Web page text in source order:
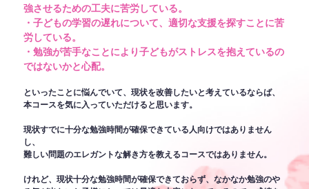
強させるための工夫に苦労している。
・子どもの学習の遅れについて、適切な支援を探すことに苦
労している。
・勉強が苦手なことにより子どもがストレスを抱えているの
ではないかと心配。
といったことに悩んでいて、現状を改善したいと考えているならば、
本コースを気に入っていただけると思います。
現状すでに十分な勉強時間が確保できている人向けではありません
し、
難しい問題のエレガントな解き方を教えるコースではありません。
けれど、現状十分な勉強時間が確保できておらず、なかなか勉強のや